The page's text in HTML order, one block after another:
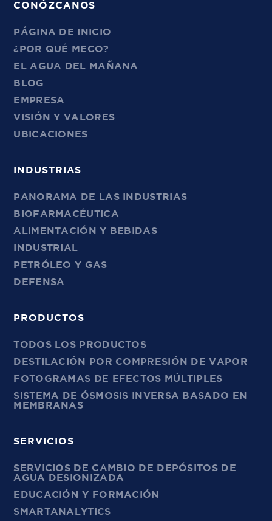
CONÓZCANOS
PÁGINA DE INICIO
¿POR QUÉ MECO?
EL AGUA DEL MAÑANA
BLOG
EMPRESA
VISIÓN Y VALORES
UBICACIONES
INDUSTRIAS
PANORAMA DE LAS INDUSTRIAS
BIOFARMACÉUTICA
ALIMENTACIÓN Y BEBIDAS
INDUSTRIAL
PETRÓLEO Y GAS
DEFENSA
PRODUCTOS
TODOS LOS PRODUCTOS
DESTILACIÓN POR COMPRESIÓN DE VAPOR
FOTOGRAMAS DE EFECTOS MÚLTIPLES
SISTEMA DE ÓSMOSIS INVERSA BASADO EN
MEMBRANAS
SERVICIOS
SERVICIOS DE CAMBIO DE DEPÓSITOS DE
AGUA DESIONIZADA
EDUCACIÓN Y FORMACIÓN
SMARTANALYTICS